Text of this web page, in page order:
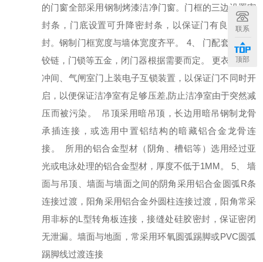
的门窗全部采用钢制烤漆洁净门窗。门框的三边设置密
封条，门底设置可升降密封条，以保证门有良好的密
封。钢制门框宽度与墙体宽度齐平。
4、
门配套不锈钢
铰链，门锁等五金，闭门器根据需要而定。
更衣间、缓
冲间、气闸室门上装电子互锁装置，以保证门不同时开
启，以便保证洁净室有足够压差,防止洁净室由于突然减
压而被污染。
吊顶采用暗吊顶，长边用暗吊钢制龙骨
承插连接，或选用中置铝结构的暗藏铝合金龙骨连
接。
所用的铝合金型材（阴角、槽铝等）选用经过亚
光或电泳处理的铝合金型材，厚度不低于1MM。 5
墙
面与吊顶、墙面与墙面之间的阴角采用铝合金圆弧 R条
连接过渡，阳角采用铝合金外圆柱连接过渡，阳角常采
用非标的L 型转角板连接，接缝处硅胶密封，保证密闭
无泄漏。墙面与地面，常采用环氧圆弧踢脚或PVC圆弧
踢脚线过渡连接
联系
顶部